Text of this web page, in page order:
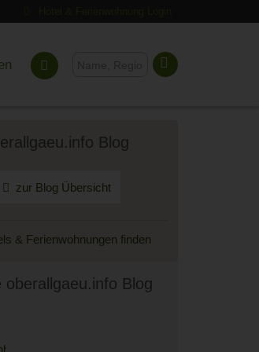
Blog
zur Blog Übersicht
& Ferienwohnungen finden
oberallgaeu.info Blog